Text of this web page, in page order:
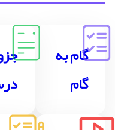
گام به
گام